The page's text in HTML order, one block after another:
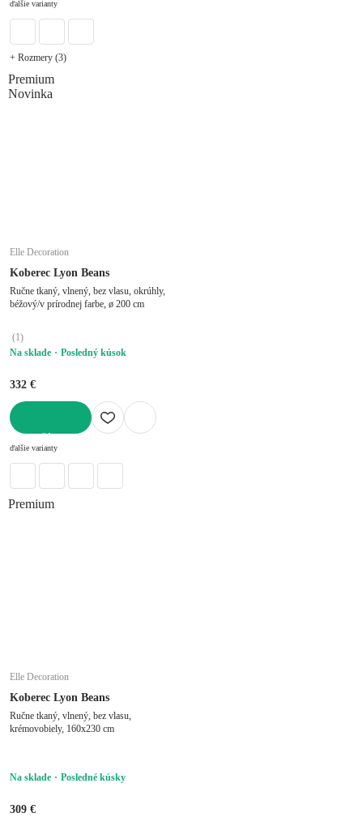
ďalšie varianty
+ Rozmery (3)
Premium
Novinka
Elle Decoration
Koberec Lyon Beans
Ručne tkaný, vlnený, bez vlasu, okrúhly,
béžový/v prírodnej farbe, ø 200 cm
(1)
Na sklade
Posledný kúsok
332 €
ďalšie varianty
Premium
Elle Decoration
Koberec Lyon Beans
Ručne tkaný, vlnený, bez vlasu,
krémovobiely, 160x230 cm
Na sklade Posledné kúsky
309 €